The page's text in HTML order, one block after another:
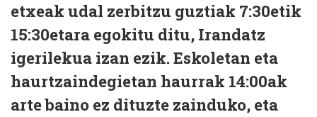
etxeak udal zerbitzu guztiak 7:30etik
15:30etara egokitu ditu, Irandatz
igerilekua izan ezik. Eskoletan eta
haurtzaindegietan haurrak 14:00ak
arte baino ez dituzte zainduko, eta